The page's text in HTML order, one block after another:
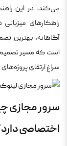
می‌کند. در این
راهکارهای میزبانی
آگاهانه، بهترین
است که مسیر
سراغ ارتقای پروژه‌های
سرور مجازی
اختصاصی دارد؟